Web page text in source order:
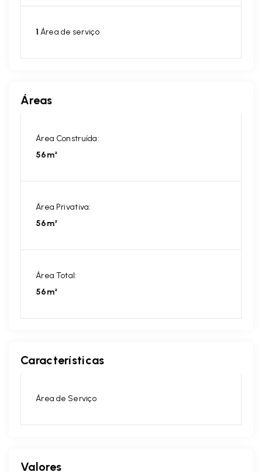
1 Área de serviço
Áreas
Área Construída:
56m²
Área Privativa:
56m²
Área Total:
56m²
Características
Área de Serviço
Valores